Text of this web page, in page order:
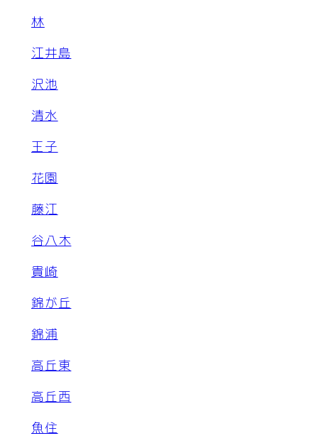
林
江井島
沢池
清水
王子
花園
藤江
谷八木
貴崎
錦が丘
錦浦
高丘東
高丘西
魚住